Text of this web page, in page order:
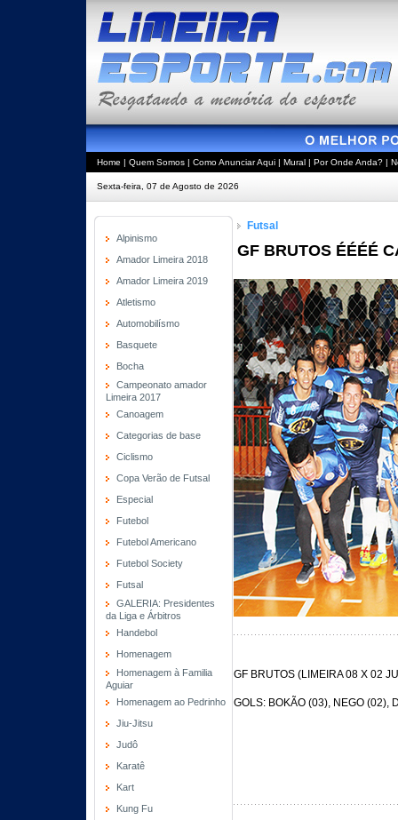
Home | Quem Somos | Como Anunciar Aqui | Mural | Por Onde Anda? |
Sexta-feira, 07 de Agosto de 2026
Alpinismo
Amador Limeira 2018
Amador Limeira 2019
Atletismo
Automobilísmo
Basquete
Bocha
Campeonato amador
Limeira 2017
Canoagem
Categorias de base
Ciclismo
Copa Verão de Futsal
Especial
Futebol
Futebol Americano
Futebol Society
Futsal
GALERIA: Presidentes
da Liga e Árbitros
Handebol
Homenagem
Homenagem à Familia
Aguiar
Homenagem ao Pedrinho
Jiu-Jitsu
Judô
Karatê
Kart
Kung Fu
Futsal
GF BRUTOS ÉÉÉÉ
GF BRUTOS (LIMEIRA 08 X 02
GOLS: BOKÃO (03), NEGO (02),